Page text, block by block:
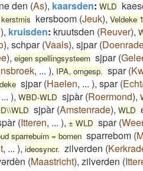
den (As), kaarsden: WLD
kersboom (Jeuk), Veldeke
), kruisden: kruutsden (Reuver),
), schpar(Vaals), sjpar(
), eigen spellingsysteem sjpar(
, ... ), IPA, omgesp. spar(
sjpar(Haelen, ... ), spar(
... ), WBD-WLD sjpàr(Roermond),
sjpàr(Amstenrade), WLD
(Itteren, ... ), ± WLD spar(
sparrebuim = bomen sparrebom (
, ... ), ideosyncr. zilverden (
(Maastricht), zilverden (